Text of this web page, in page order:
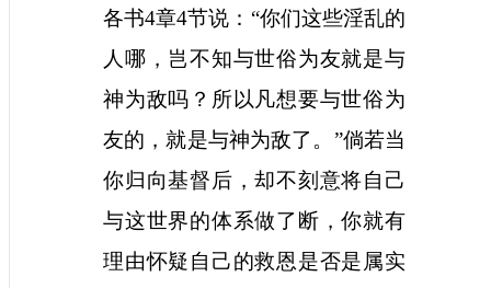
各书4章4节说：“你们这些淫乱的
人哪，岂不知与世俗为友就是与
神为敌吗？所以凡想要与世俗为
友的，就是与神为敌了。”倘若当
你归向基督后，却不刻意将自己
与这世界的体系做了断，你就有
理由怀疑自己的救恩是否是属实